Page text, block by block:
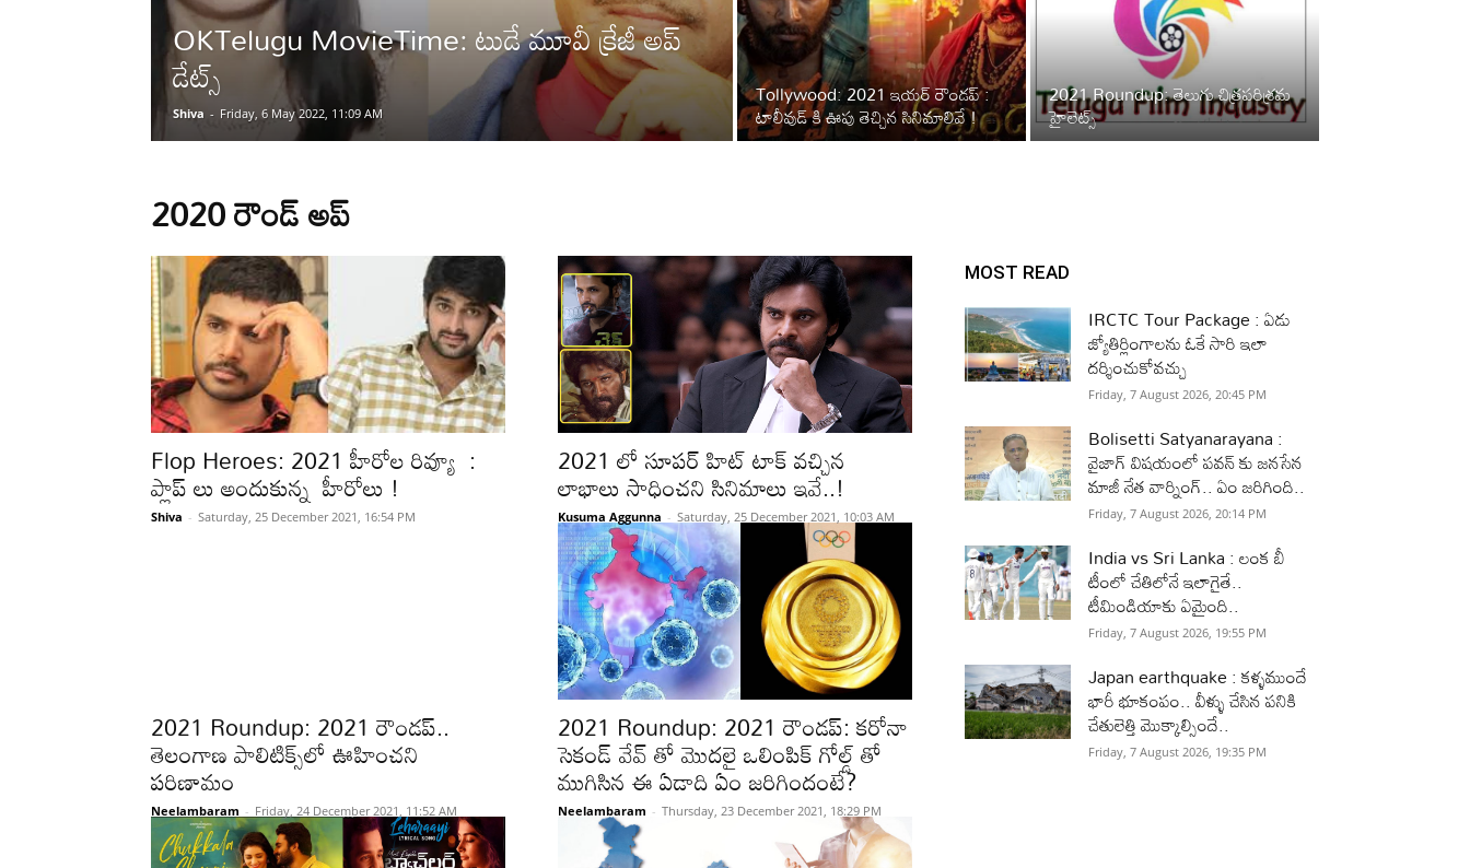
OKTelugu MovieTime: టుడే మూవీ క్రేజీ అప్
డేట్స్
Shiva - Friday, 6 May 2022, 11:09 AM
Tollywood: 2021 ఇయర్ రౌండప్ :
టాలీవుడ్ కి ఊపు తెచ్చిన సినిమాలివే !
2021 Roundup: తెలుగు చిత్రపరిశ్రమ
హైలెట్స్
2020 రౌండ్ అప్
Flop Heroes: 2021 హీరోల రివ్యూ :
ప్లాప్ లు అందుకున్న హీరోలు !
Shiva - Saturday, 25 December 2021, 16:54 PM
2021 లో సూపర్ హిట్ టాక్ వచ్చిన
లాభాలు సాధించని సినిమాలు ఇవే..!
Kusuma Aggunna - Saturday, 25 December 2021, 10:03 AM
2021 Roundup: 2021 రౌండప్..
తెలంగాణ పాలిటిక్స్‌లో ఊహించని
పరిణామం
Neelambaram - Friday, 24 December 2021, 11:52 AM
2021 Roundup: 2021 రౌండప్: కరోనా
సెకండ్ వేవ్ తో మొదలై ఒలింపిక్ గోల్డ్ తో
ముగిసిన ఈ ఏడాది ఏం జరిగిందంటే?
Neelambaram - Thursday, 23 December 2021, 18:29 PM
MOST READ
IRCTC Tour Package : ఏడు
జ్యోతిర్లింగాలను ఓకే సారి ఇలా
దర్శించుకోవచ్చు
Friday, 7 August 2026, 20:45 PM
Bolisetti Satyanarayana :
వైజాగ్ విషయంలో పవన్ కు జనసేన
మాజీ నేత వార్నింగ్.. ఏం జరిగింది..
Friday, 7 August 2026, 20:14 PM
India vs Sri Lanka : లంక బీ
టీంలో చేతిలోనే ఇలాగైతే..
టీమిండియాకు ఏమైంది..
Friday, 7 August 2026, 19:55 PM
Japan earthquake : కళ్ళముందే
భారీ భూకంపం.. వీళ్ళు చేసిన పనికి
చేతులెత్తి మొక్కాల్సిందే..
Friday, 7 August 2026, 19:35 PM